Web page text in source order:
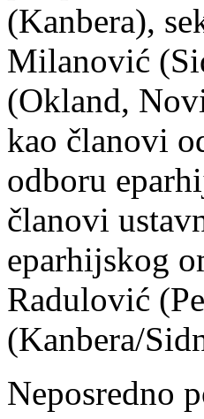
(Kanbera),
Milanović
(Okland,
kao članovi
odboru
članovi
eparhijskog
Radulović
(Kanbera/
Neposredno